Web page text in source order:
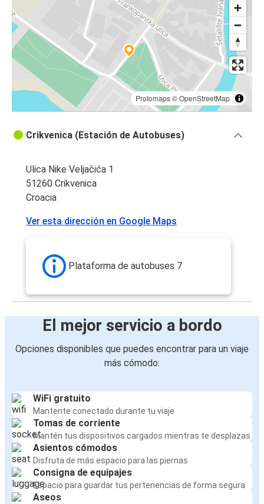
Protomaps©OpenStreetMap
Crikvenica (Estación de Autobuses)
Ulica Nike Veljačića 1
51260 Crikvenica
Croacia
Ver esta dirección en Google Maps
Plataforma de autobuses 7
El mejor servicio a bordo
Opciones disponibles que puedes encontrar para un viaje
más cómodo:
WiFi gratuito
Mantente conectado durante tu viaje
Tomas de corriente
Mantén tus dispositivos cargados mientras te desplazas
Asientos cómodos
Disfruta de más espacio para las piernas
Consigna de equipajes
Espacio para guardar tus pertenencias de forma segura
Aseos